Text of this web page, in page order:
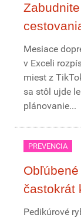
Mesiace
v Exceli
miest z
sa stôl ujde
plánovanie...
PREVENCIA
častokrát
Pedikúrové